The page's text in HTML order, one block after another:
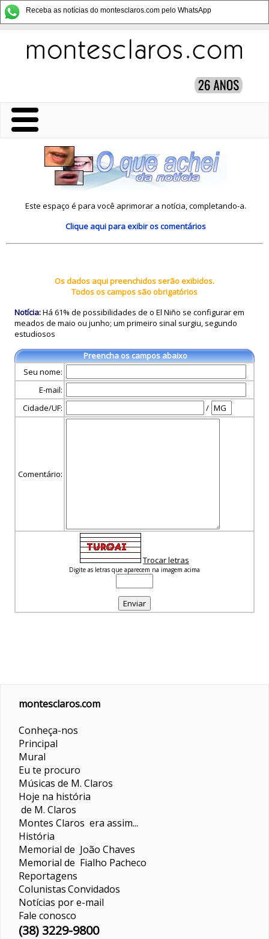
Receba as notícias do montesclaros.com pelo WhatsApp
Este espaço é para você aprimorar a notícia, completando-a.
Clique aquipara exibir os comentários
Os dados aqui preenchidos serão exibidos.
Todos os campos são obrigatórios
Notícia:Há 61% de possibilidades de o El Niño se configurar em
meados de maio ou junho; um primeiro sinal surgiu, segundo
estudiosos
Preencha os campos abaixo
Seu nome:
E-mail:
Cidade/UF:
/
Comentário:
Trocar letras
Digite as letras que aparecem na imagem acima
montesclaros.com
Conheça-nos
Principal
Mural
Eu te procuro
Músicas de M. Claros
Hoje na história
de M. Claros
Montes Claros era assim...
História
Memorial de João Chaves
Memorial de Fialho Pacheco
Reportagens
ColunistasConvidados
Notícias por e-mail
Fale conosco
(38) 3229-9800